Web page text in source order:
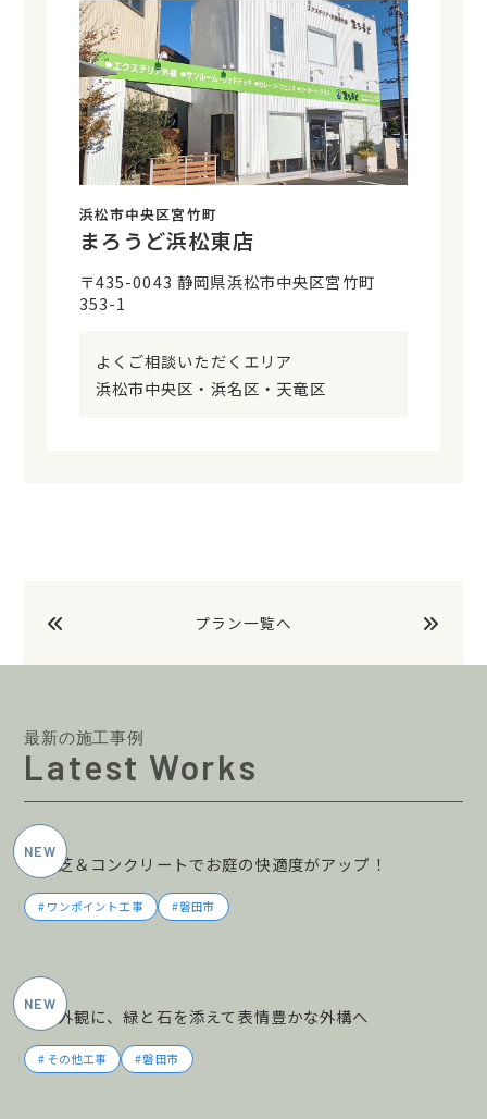
浜松市中央区宮竹町
まろうど浜松東店
〒435-0043 静岡県浜松市中央区宮竹町
353-1
よくご相談いただくエリア
浜松市中央区・浜名区・天竜区
プラン一覧へ
最新の施工事例
Latest Works
人工芝＆コンクリートでお庭の快適度がアップ！
ワンポイント工事 磐田市
黒の外観に、緑と石を添えて表情豊かな外構へ
その他工事 磐田市